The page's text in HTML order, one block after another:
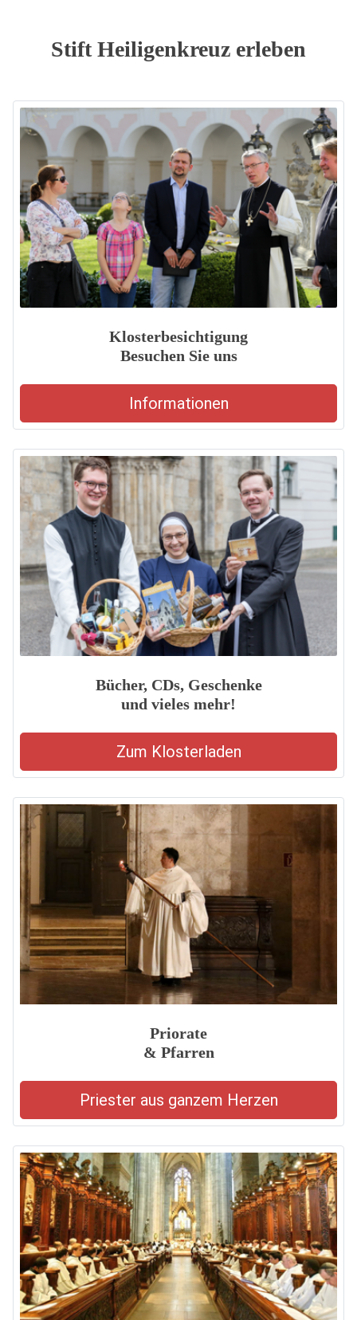
Stift Heiligenkreuz erleben
Klosterbesichtigung
Besuchen Sie uns
Informationen
Bücher, CDs, Geschenke
und vieles mehr!
Zum Klosterladen
Priorate
& Pfarren
Priester aus ganzem Herzen